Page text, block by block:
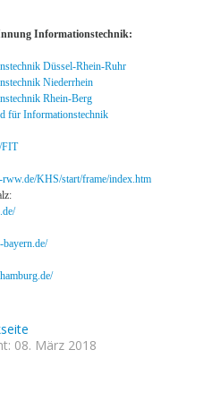
Informationstechnik:
Düssel-Rhein-Ruhr
Niederrhein
Rhein-Berg
für Informationstechnik
FIT
KHS/start/frame/index.htm
08. März 2018